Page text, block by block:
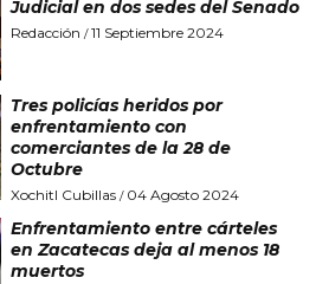
Judicial en dos sedes del Senado
Redacción /11 Septiembre 2024
Tres policías heridos por
enfrentamiento con
comerciantes de la 28 de
Octubre
Xochitl Cubillas/ 04 Agosto 2024
Enfrentamiento entre cárteles
en Zacatecas deja al menos 18
muertos